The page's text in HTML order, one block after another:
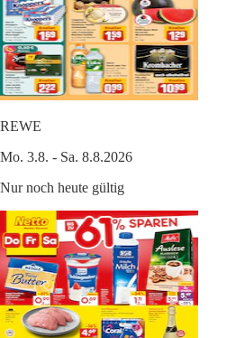
REWE
Mo. 3.8. - Sa. 8.8.2026
Nur noch heute gültig